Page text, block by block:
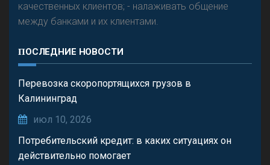
качественных клиентов; - налаживать общение
между банками и их клиентами.
ПОСЛЕДНИЕ НОВОСТИ
Перевозка скоропортящихся грузов в
Калининград
июл 10, 2026
Потребительский кредит: в каких ситуациях он
действительно помогает